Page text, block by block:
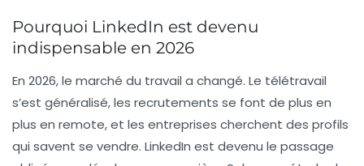
Pourquoi LinkedIn est devenu
indispensable en 2026
En 2026, le marché du travail a changé. Le télétravail
s’est généralisé, les recrutements se font de plus en
plus en remote, et les entreprises cherchent des profils
qui savent se vendre. LinkedIn est devenu le passage